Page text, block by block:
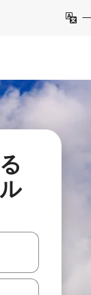
って移動するか